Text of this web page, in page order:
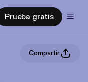
Prueba gratis
Compartir